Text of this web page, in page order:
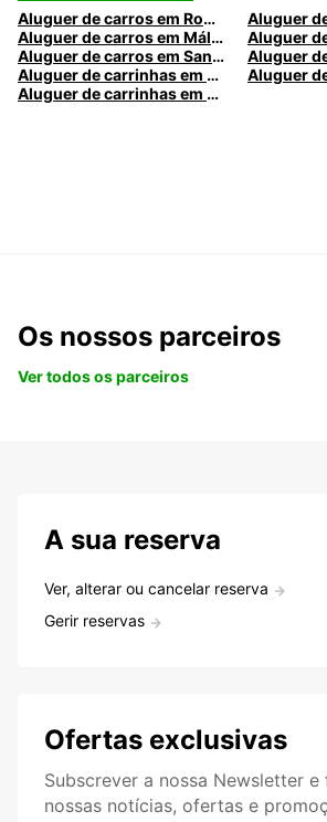
Aluguer de carros em Roma
Aluguer de carros em Málaga
Aluguer de carros em Santa Maria da Feira
Aluguer
Aluguer de carrinhas em Nice
Aluguer de carrinhas em Caldas da Rainha
Os nossos parceiros
Ver todos os parceiros
A sua reserva
Ver, alterar ou cancelar reserva
Gerir reservas
Ofertas exclusivas
Subscrever a nossa Newsletter
nossas notícias, ofertas e